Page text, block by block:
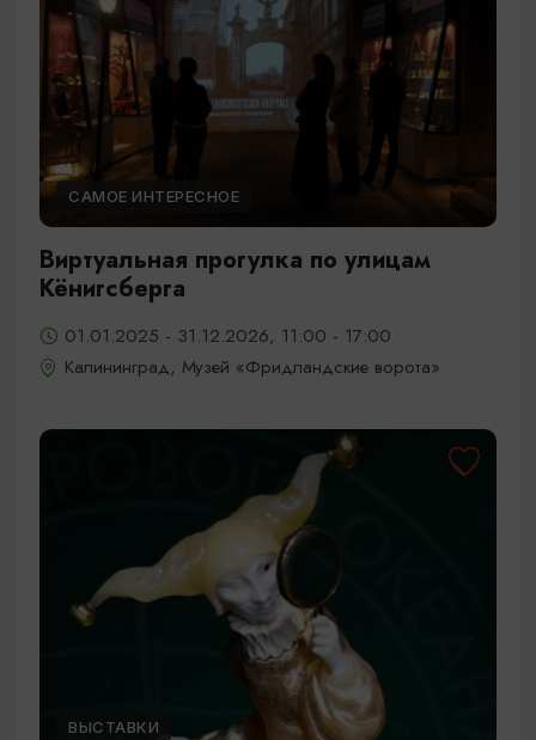
САМОЕ ИНТЕРЕСНОЕ
Виртуальная прогулка по улицам
Кёнигсберга
01.01.2025 - 31.12.2026, 11:00 - 17:00
Калининград, Музей «Фридландские ворота»
ВЫСТАВКИ